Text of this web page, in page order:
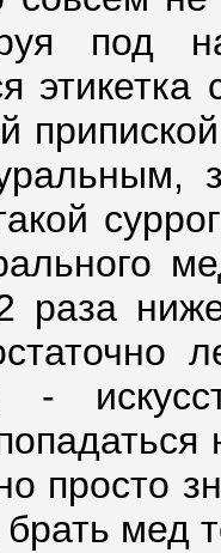
под
раза
просто
мед